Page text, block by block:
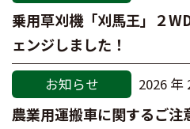
乗用草刈機「刈馬王」２
ェンジしました！
お知らせ 2026 年
農業用運搬車に関するご注